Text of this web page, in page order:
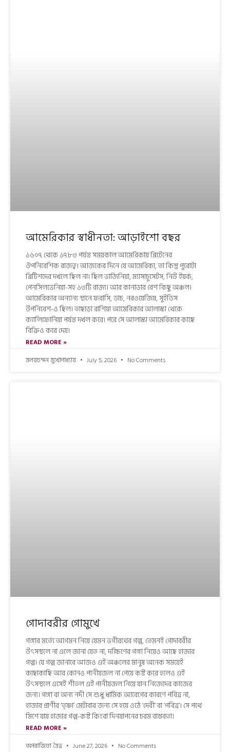
আমেরিকার স্বাধীনতা: আড়াইশো বছর
১৬০৭ থেকে ১৭৮৩ পর্যন্ত সময়কাল আমেরিকায় ব্রিটেনের
ঔপনিবেশিক রাজত্ব। আজকের দিনে যে আমেরিকা, তা কিন্তু পুরোটা
ব্রিটিশদের দখলে ছিল না। ছিল ভার্জিনিয়া, ম্যাসাচুসেটস, নিউ ইয়র্ক,
পেনসিলভেনিয়া-সহ ১৩টি রাজ্য। আর কানাডার বেশ কিছু অঞ্চল।
আমেরিকার অন্যান্য স্থানে ফরাসি, ডাচ, নরওয়েজিয়, সুইডিস
উপনিবেশ-ও ছিল। তাছাড়া রাশিয়া আমেরিকার আলাস্কা থেকে
ক্যালিফোর্নিয়া পর্যন্ত দখল করে। পরে সে আলাস্কা আমেরিকার কাছে
বিক্রিও করে দেয়।
READ MORE »
মলয়চন্দন মুখোপাধ্যায়
July 5, 2026 No Comments
গোদাবরীর গোমুখে
গঙ্গার মর্ত্যে আগমন নিয়ে যেমন ভগীরথের গল্প, তেমনই গোদাবরীর
উৎসস্থলে না এলে জানা যেত না, দক্ষিণের গঙ্গা নিয়েও আছে হাজার
গল্প। যে গল্প জানাবে আজও এই অঞ্চলের মানুষ অনেক সময়েই
কাছাকাছি আর কোনও পানীয়জল না পেয়ে কষ্ট করে হলেও এই
উৎসস্থলে এসেই শীতল এই পানীয়জল নিয়ে যান নিজেদের কাজের
জন্য। গঙ্গা বা অন্য নদী সে শুধু ধার্মিক আবেগের কারণে পবিত্র না,
হাজার প্রাণীর ‘তৃষ্ণা’ মেটাবার জন্য সে হয়ে ওঠে ‘দেবী’ বা ‘পবিত্র’। সে পথে
মিশে যায় হাজার গল্প-কষ্ট কিংবা দিনযাপনের চরম বাস্তবতা।
READ MORE »
অপরাজিতা মৈত্র
June 27, 2026 No Comments